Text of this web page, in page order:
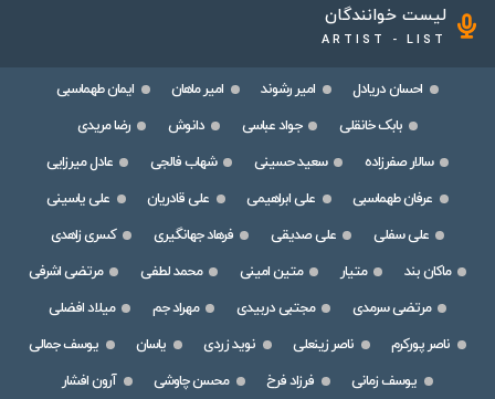
لیست خوانندگان
ARTIST - LIST
احسان دریادل امیر رشوند امیر ماهان
ایمان طهماسبی
بابک خانقلی
جواد عباسی دانوش
رضا مریدی
سالار صفرزاده
سعید حسینی شهاب فالجی
عادل میرزایی
عرفان طهماسبی
علی ابراهیمی علی قادریان
علی یاسینی
علی سفلی
علی صدیقی فرهاد جهانگیری
کسری زاهدی
ماکان بند
متیار متین امینی محمد لطفی
مرتضی اشرفی
مرتضی سرمدی
مجتبی دربیدی مهراد جم
میلاد افضلی
ناصر پورکرم
ناصر زینعلی نوید زردی یاسان
یوسف جمالی
یوسف زمانی
فرزاد فرخ محسن چاوشی
آرون افشار